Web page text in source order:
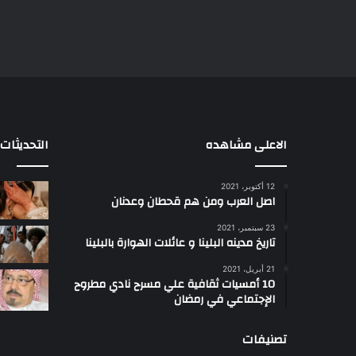
الاعلى مشاهده
12 أكتوبر، 2021
اصل العرب ومن هم قحطان وعدنان
23 سبتمبر، 2021
تاريخ مدينه البلينا و عائلات الهوارة بالبلينا
21 أبريل، 2021
10 أمسيات ثقافية علي مسرح نادي مطروح
الإجتماعي في رمضان
تصنيفات
التحديثات